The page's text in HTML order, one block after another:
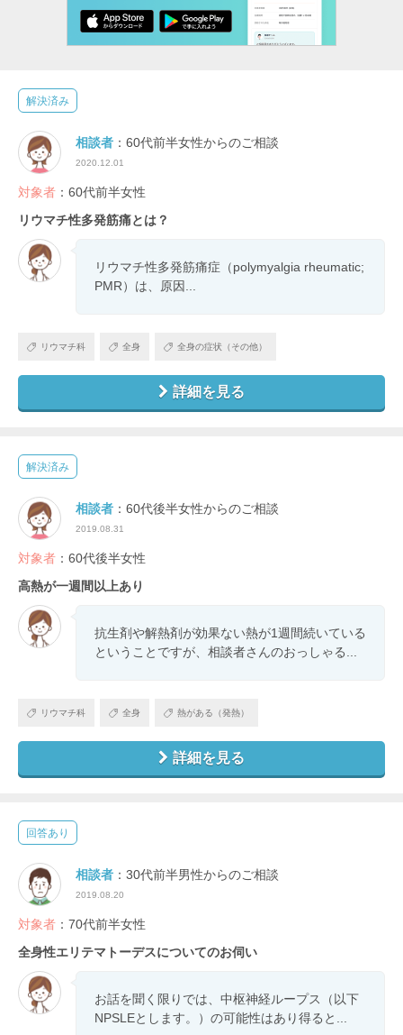
解決済み
相談者 ：60代前半女性からのご相談
2020.12.01
対象者 ：60代前半女性
リウマチ性多発筋痛とは？
リウマチ性多発筋痛症（polymyalgia rheumatic;
PMR）は、原因...
リウマチ科 全身 全身の症状（その他）
詳細を見る
解決済み
相談者 ：60代後半女性からのご相談
2019.08.31
対象者 ：60代後半女性
高熱が一週間以上あり
抗生剤や解熱剤が効果ない熱が1週間続いている
ということですが、相談者さんのおっしゃる...
リウマチ科 全身 熱がある（発熱）
詳細を見る
回答あり
相談者 ：30代前半男性からのご相談
2019.08.20
対象者 ：70代前半女性
全身性エリテマトーデスについてのお伺い
お話を聞く限りでは、中枢神経ループス（以下
NPSLEとします。）の可能性はあり得ると...